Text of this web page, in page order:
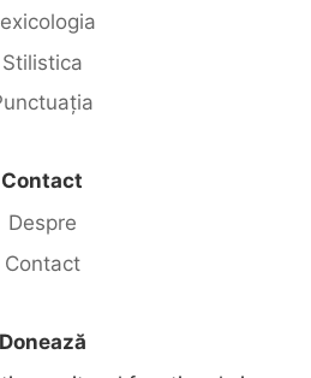
Stilistica
Contact
Despre
Contact
Donează